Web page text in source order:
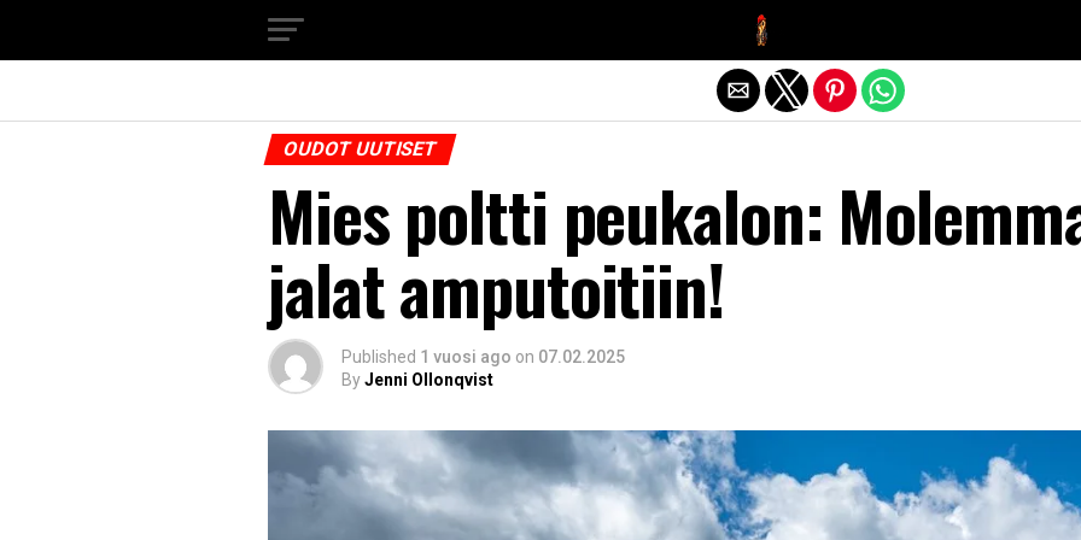
OUDOT UUTISET
Mies poltti peukalon:
jalat amputoitiin!
Published 1 vuosi ago on 07.02.2025
ByJenni Ollonqvist
Exit mobile version